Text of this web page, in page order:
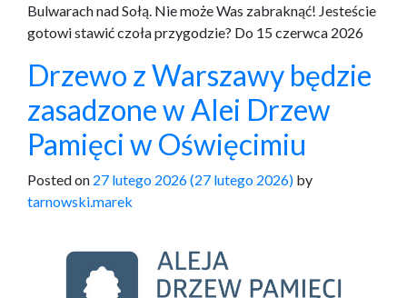
Bulwarach nad Sołą. Nie może Was zabraknąć! Jesteście
gotowi stawić czoła przygodzie? Do 15 czerwca 2026
Drzewo z Warszawy będzie
zasadzone w Alei Drzew
Pamięci w Oświęcimiu
Posted on 27 lutego 2026(27 lutego 2026) by
tarnowski.marek